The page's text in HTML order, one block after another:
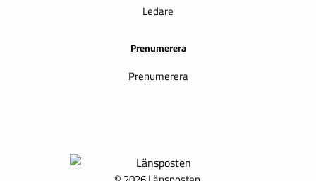
Ledare
Prenumerera
Prenumerera